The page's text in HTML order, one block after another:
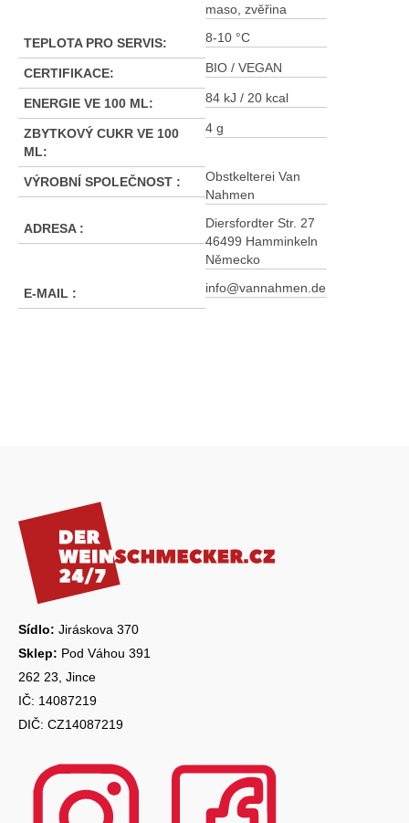
maso, zvěřina
TEPLOTA PRO SERVIS: 8-10 °C
CERTIFIKACE: BIO / VEGAN
ENERGIE VE 100 ML: 84 kJ / 20 kcal
ZBYTKOVÝ CUKR VE 100
ML:
4 g
VÝROBNÍ SPOLEČNOST :
Obstkelterei Van
Nahmen
ADRESA :
Diersfordter Str. 27
46499 Hamminkeln
Německo
E-MAIL : info@vannahmen.de
Sídlo: Jiráskova 370
Sklep: Pod Váhou 391
262 23, Jince
IČ: 14087219
DIČ: CZ14087219